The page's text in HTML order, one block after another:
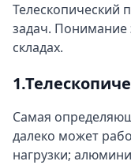
Телескопический
задач. Понимание
складах.
Самая
далеко может
нагрузки;